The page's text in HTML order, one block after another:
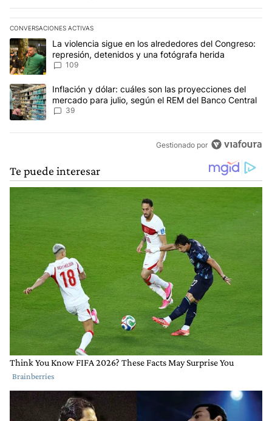
CONVERSACIONES ACTIVAS
Este listado muestra los artículos con más comentarios en los
Un artículo de tendencia con el título "La violencia sigue en los
La violencia sigue en los alrededores del Congreso:
represión, detenidos y una fotógrafa herida
109
Un artículo de tendencia con el título "Inflación y dólar: cuáles
Inflación y dólar: cuáles son las proyecciones del
mercado para julio, según el REM del Banco Central
39
Gestionado por